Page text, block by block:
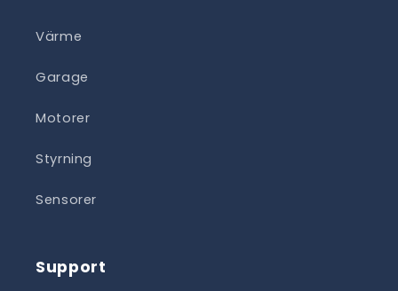
Värme
Garage
Motorer
Styrning
Sensorer
Support